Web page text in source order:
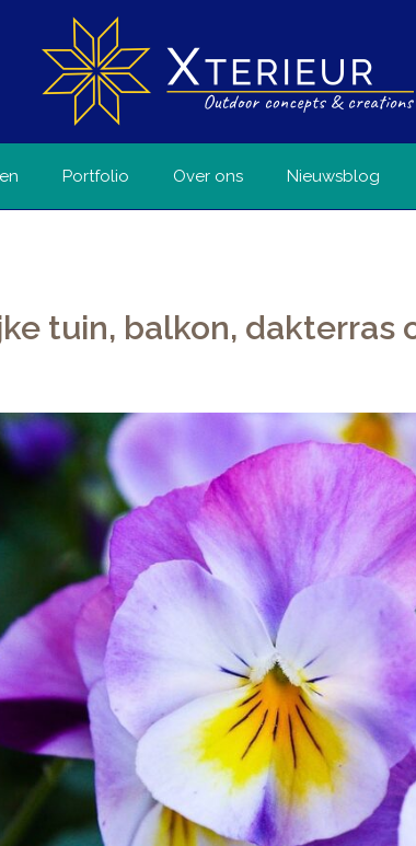
Portfolio Over ons Nieuwsblog
tuin, balkon, dakterras